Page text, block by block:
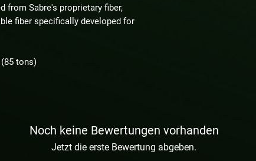
from Sabre's proprietary fiber,
fiber specifically developed for
tons)
Noch keine Bewertungen vorhanden
Jetzt die erste Bewertung abgeben.